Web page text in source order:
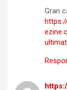
Gran